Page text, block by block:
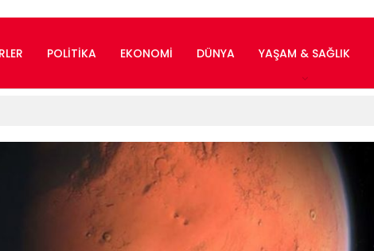
POLITIKA EKONOMI DÜNYA YAŞAM & SAĞLIK